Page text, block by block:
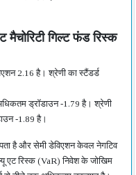
गिल्ट फंड रिस्क
2.16 है। श्रेणी का स्टैंडर्ड
ड्रॉडाउन -1.79 है। श्रेणी
-1.89 है।
है और सेमी डेविएशन केवल नेगटिव
एट रिस्क (VaR) निवेश के जोखिम